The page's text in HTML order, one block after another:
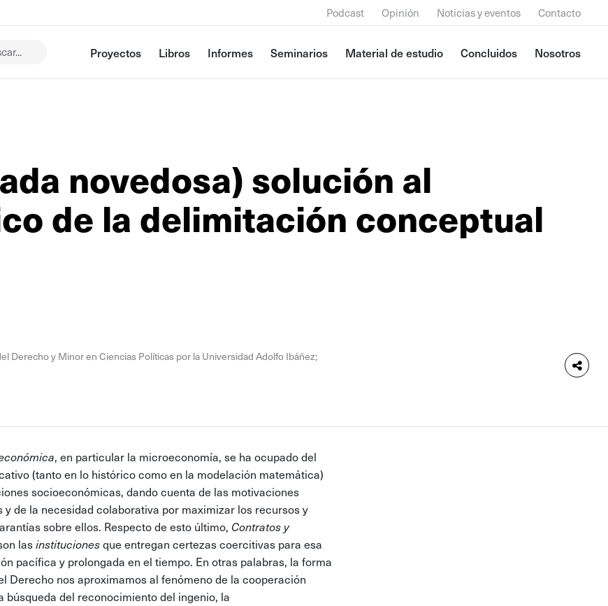
Podcast Opinión Noticias y eventos Contacto
Proyectos Libros Informes Seminarios Material de estudio Concluidos Nosotros
novedosa) solución al
de la delimitación conceptual
Derecho y Minor en Ciencias Políticas por la Universidad Adolfo Ibáñez;
, en particular la microeconomía, se ha ocupado del
(tanto en lo histórico como en la modelación matemática)
socioeconómicas, dando cuenta de las motivaciones
y de la necesidad colaborativa por maximizar los recursos y
sobre ellos. Respecto de esto último, Contratos y
lasinstitucionesque entregan certezas coercitivas para esa
pacífica y prolongada en el tiempo. En otras palabras, la forma
Derecho nos aproximamos al fenómeno de la cooperación
búsqueda del reconocimiento del ingenio, la